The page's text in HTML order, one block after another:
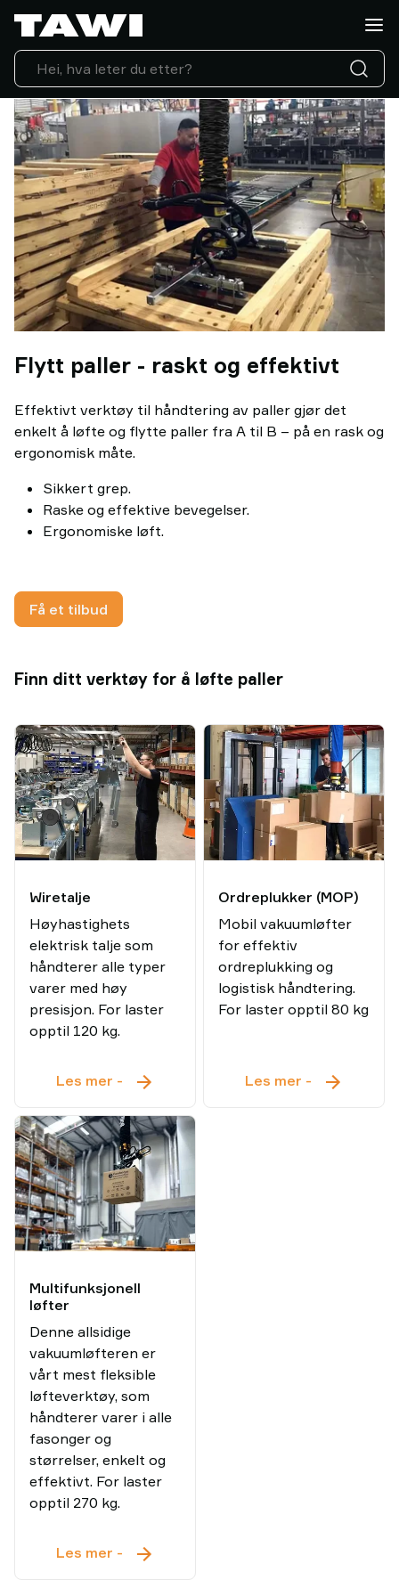
Flytt paller - raskt og effektivt
Effektivt verktøy til håndtering av paller gjør det
enkelt å løfte og flytte paller fra A til B – på en rask og
ergonomisk måte.
Sikkert grep.
Raske og effektive bevegelser.
Ergonomiske løft.
Få et tilbud
Finn ditt verktøy for å løfte paller
Wiretalje
Høyhastighets
elektrisk talje som
håndterer alle typer
varer med høy
presisjon. For laster
opptil 120 kg.
Les mer - Wiretalje
Ordreplukker (MOP)
Mobil vakuumløfter
for effektiv
ordreplukking og
logistisk håndtering.
For laster opptil 80 kg
Les mer -
Multifunksjonell
løfter
Denne allsidige
vakuumløfteren er
vårt mest fleksible
løfteverktøy, som
håndterer varer i alle
fasonger og
størrelser, enkelt og
effektivt. For laster
opptil 270 kg.
Les mer -
Multifunksjonell
Hva
vil
du
løfte?
Løfteutstyr
Industrier
Service
&
Support
Referanser
Innsikt
Kontakt
oss
Hvorfor
TAWI?